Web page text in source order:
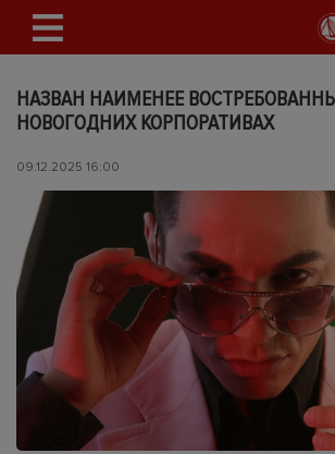
НАЗВАН НАИМЕНЕЕ
НОВОГОДНИХ КОРПОРАТИВАХ
09.12.2025 16:00